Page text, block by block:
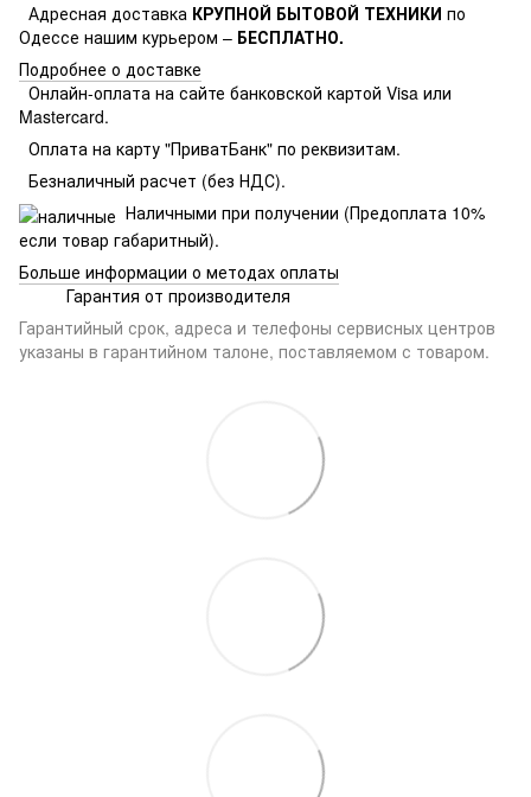
Адресная доставка КРУПНОЙ БЫТОВОЙ ТЕХНИКИ по
Одессе нашим курьером – БЕСПЛАТНО.
Подробнее о доставке
Онлайн-оплата на сайте банковской картой Visa или
Mastercard.
Оплата на карту "ПриватБанк" по реквизитам.
Безналичный расчет (без НДС).
Наличными при получении (Предоплата 10%
если товар габаритный).
Больше информации о методах оплаты
Гарантия от производителя
Гарантийный срок, адреса и телефоны сервисных центров
указаны в гарантийном талоне, поставляемом с товаром.